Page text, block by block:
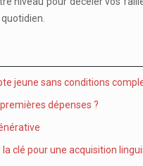
jeune sans conditions
dépenses ?
clé pour une acquisition